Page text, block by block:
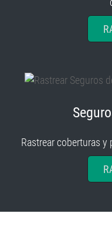
Rastrear coberturas